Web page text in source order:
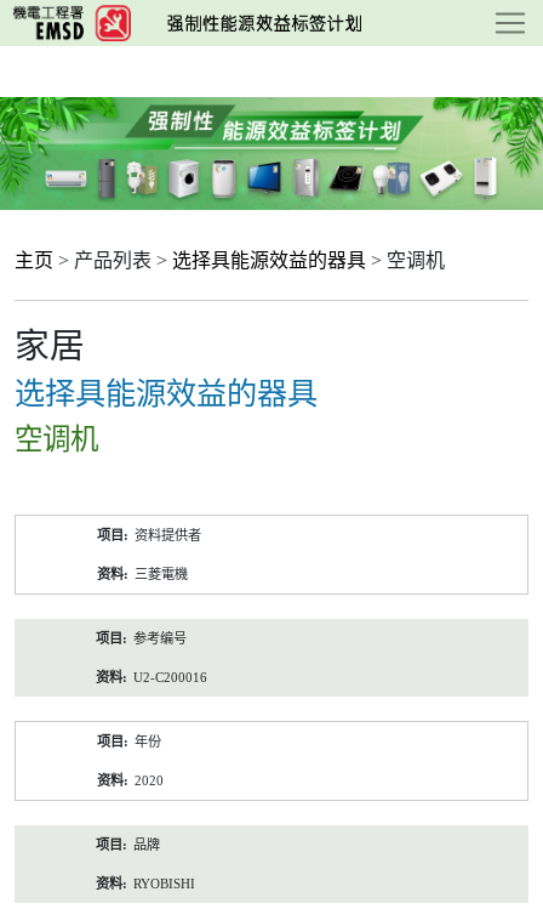
跳
至
要
内
容
主页 > 产品列表 > 选择具能源效益的器具 > 空调机
家居
选择具能源效益的器具
空调机
资料提供者
三菱電機
参考编号
U2-C200016
年份
2020
品牌
RYOBISHI